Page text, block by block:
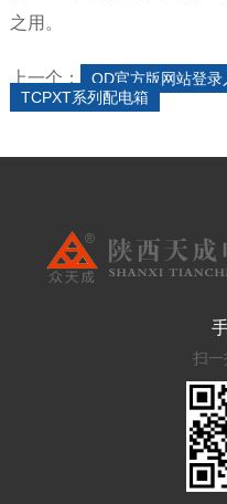
之用。
上一个： OD官方版网站登录
TCPXT系列配电箱
扫一